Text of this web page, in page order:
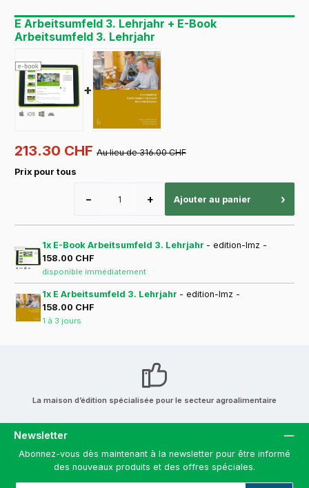
E Arbeitsumfeld 3. Lehrjahr + E-Book
Arbeitsumfeld 3. Lehrjahr
+
213.30 CHF Au lieu de 316.00 CHF
Prix pour tous
− + Ajouter au panier ›
1x E-Book Arbeitsumfeld 3. Lehrjahr - edition-lmz -
158.00 CHF
disponible immédiatement
1x E Arbeitsumfeld 3. Lehrjahr - edition-lmz -
158.00 CHF
1 à 3 jours
La maison d’édition spécialisée pour le secteur agroalimentaire
Newsletter
Abonnez-vous dès maintenant à la newsletter pour être informé
des nouveaux produits et des offres spéciales.